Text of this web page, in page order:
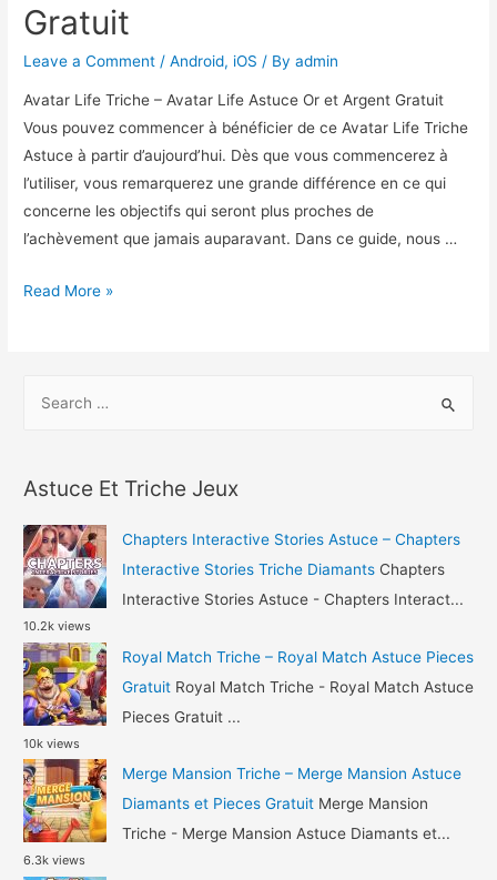
Gratuit
Leave a Comment /Android, iOS / Byadmin
Avatar Life Triche – Avatar Life Astuce Or et Argent Gratuit
Vous pouvez commencer à bénéficier de ce Avatar Life Triche
Astuce à partir d’aujourd’hui. Dès que vous commencerez à
l’utiliser, vous remarquerez une grande différence en ce qui
concerne les objectifs qui seront plus proches de
l’achèvement que jamais auparavant. Dans ce guide, nous …
Avatar
Avatar
Or
Argent
Gratuit
Read More »
h
f
o
r
:
Astuce Et Triche Jeux
Chapters Interactive Stories Astuce – Chapters
Interactive Stories Triche Diamants Chapters
Interactive Stories Astuce - Chapters Interact...
10.2k views
Royal Match Triche – Royal Match Astuce Pieces
Gratuit Royal Match Triche - Royal Match Astuce
Pieces Gratuit ...
10k views
Merge Mansion Triche – Merge Mansion Astuce
Diamants et Pieces Gratuit Merge Mansion
Triche - Merge Mansion Astuce Diamants et...
6.3k views